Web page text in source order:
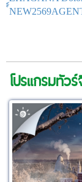
โปรแกรมทั